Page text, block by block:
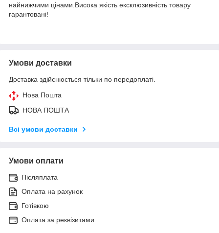
найнижчими цінами.Висока якість ексклюзивність товару
гарантовані!
Умови доставки
Доставка здійснюється тільки по передоплаті.
Нова Пошта
НОВА ПОШТА
Всі умови доставки
Умови оплати
Післяплата
Оплата на рахунок
Готівкою
Оплата за реквізитами